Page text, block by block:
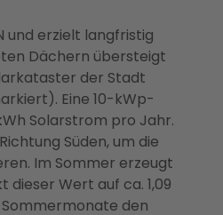
und erzielt langfristig
Dächern übersteigt
der Stadt
Eine 10-kWp-
Solarstrom pro Jahr.
Süden, um die
Im Sommer erzeugt
dieser Wert auf ca. 1,09
den